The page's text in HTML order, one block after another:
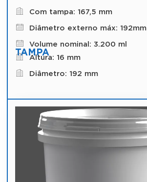
Com tampa: 167,5 mm
Diâmetro externo máx: 192mm
Volume nominal: 3.200 ml
TAMPA
Altura: 16 mm
Diâmetro: 192 mm